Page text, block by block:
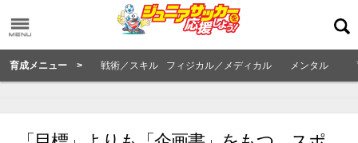
育成メニュー > 戦術／スキル フィジカル／メディカル メンタル